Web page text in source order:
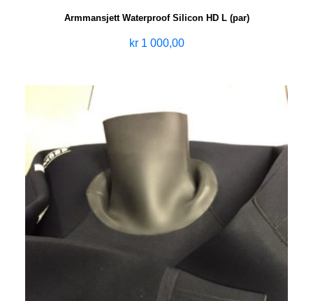
Armmansjett Waterproof Silicon HD L (par)
kr1 000,00